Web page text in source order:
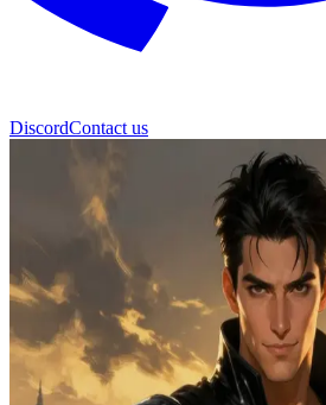
DiscordContact us